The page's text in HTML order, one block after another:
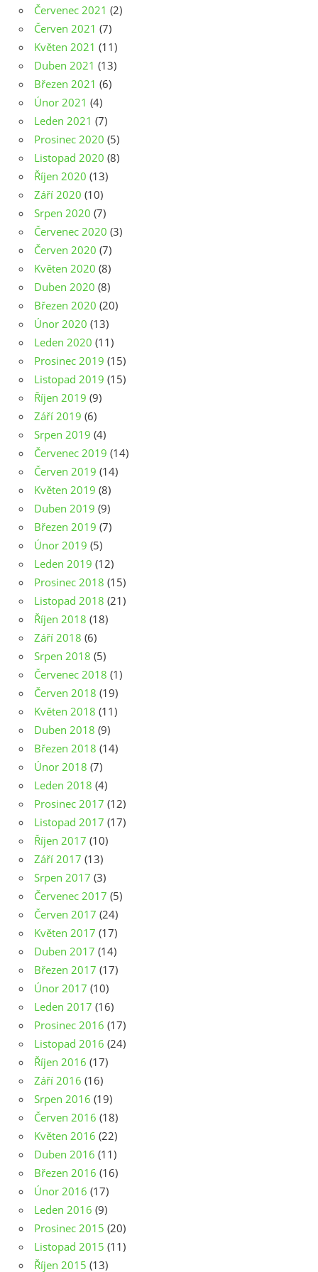
Červenec 2021 (2)
Červen 2021 (7)
Květen 2021 (11)
Duben 2021 (13)
Březen 2021 (6)
Únor 2021 (4)
Leden 2021 (7)
Prosinec 2020 (5)
Listopad 2020 (8)
Říjen 2020 (13)
Září 2020 (10)
Srpen 2020 (7)
Červenec 2020 (3)
Červen 2020 (7)
Květen 2020 (8)
Duben 2020 (8)
Březen 2020 (20)
Únor 2020 (13)
Leden 2020 (11)
Prosinec 2019 (15)
Listopad 2019 (15)
Říjen 2019 (9)
Září 2019 (6)
Srpen 2019 (4)
Červenec 2019 (14)
Červen 2019 (14)
Květen 2019 (8)
Duben 2019 (9)
Březen 2019 (7)
Únor 2019 (5)
Leden 2019 (12)
Prosinec 2018 (15)
Listopad 2018 (21)
Říjen 2018 (18)
Září 2018 (6)
Srpen 2018 (5)
Červenec 2018 (1)
Červen 2018 (19)
Květen 2018 (11)
Duben 2018 (9)
Březen 2018 (14)
Únor 2018 (7)
Leden 2018 (4)
Prosinec 2017 (12)
Listopad 2017 (17)
Říjen 2017 (10)
Září 2017 (13)
Srpen 2017 (3)
Červenec 2017 (5)
Červen 2017 (24)
Květen 2017 (17)
Duben 2017 (14)
Březen 2017 (17)
Únor 2017 (10)
Leden 2017 (16)
Prosinec 2016 (17)
Listopad 2016 (24)
Říjen 2016 (17)
Září 2016 (16)
Srpen 2016 (19)
Červen 2016 (18)
Květen 2016 (22)
Duben 2016 (11)
Březen 2016 (16)
Únor 2016 (17)
Leden 2016 (9)
Prosinec 2015 (20)
Listopad 2015 (11)
Říjen 2015 (13)